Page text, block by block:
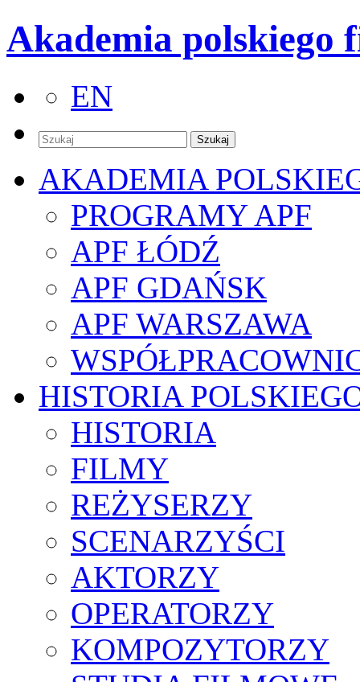
Akademia polskiego
EN
AKADEMIA
PROGRAMY APF
APF ŁÓDŹ
APF GDAŃSK
APF WARSZAWA
HISTORIA
HISTORIA
FILMY
REŻYSERZY
SCENARZYŚCI
AKTORZY
OPERATORZY
KOMPOZYTORZY